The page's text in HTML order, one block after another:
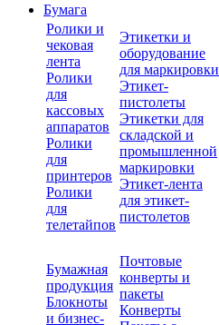
Бумага
Ролики и
чековая
лента
Ролики
для
кассовых
аппаратов
Ролики
для
принтеров
Ролики
для
телетайпов
Этикетки и
оборудование
для маркировки
Этикет-
пистолеты
Этикетки для
складской и
промышленной
маркировки
Этикет-лента
для этикет-
пистолетов
Бумажная
продукция
Блокноты
и бизнес-
Почтовые
конверты и
пакеты
Конверты